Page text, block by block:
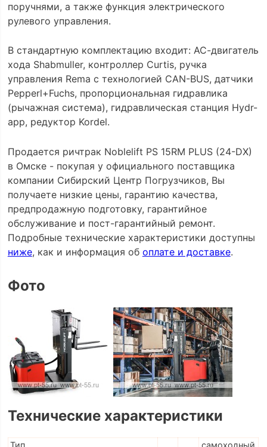
поручнями, а также функция электрического
рулевого управления.
В cтандартную комплектацию входит: АС-двигатель
хода Shabmuller, контроллер Curtis, ручка
управления Rema с технологией CAN-BUS, датчики
Pepperl+Fuchs, пропорциональная гидравлика
(рычажная система), гидравлическая станция Hydr-
app, редуктор Kordel.
Продается ричтрак Noblelift PS 15RM PLUS (24-DX)
в Омске - покупая у официального поставщика
компании Сибирский Центр Погрузчиков, Вы
получаете низкие цены, гарантию качества,
предпродажную подготовку, гарантийное
обслуживание и пост-гарантийный ремонт.
Подробные технические характеристики доступны
ниже, как и информация об оплате и доставке.
Фото
Технические характеристики
Тип самоходный